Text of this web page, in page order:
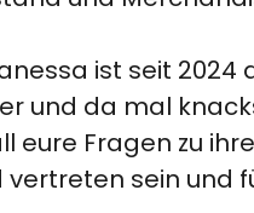
ist seit 2024
und da mal
Fragen zu
sein und